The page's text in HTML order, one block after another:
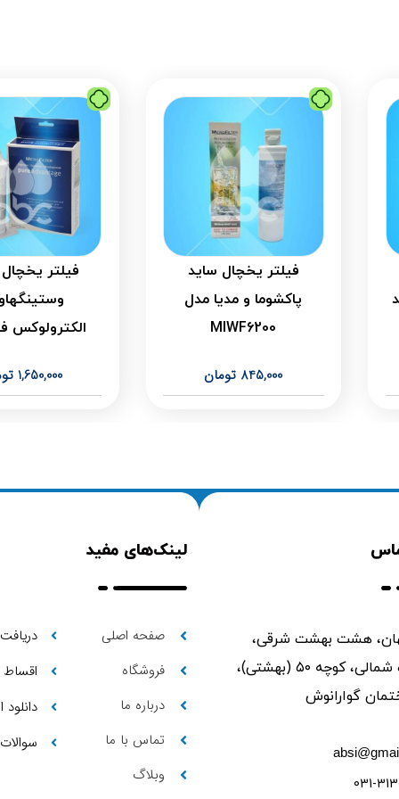
فیلتر یخچال ساید
پاکشوما و مدیا مدل
MIWF6200
845,000 تومان
فیلتر
الکترولوکس
1,650,000
هشت بهشت شرقی،
ابتدای حمزه شمالی، کوچه ۵۰ (بهشتی)،
031-
لینک‌های مفید
صفحه اصلی
فروشگاه
درباره ما
تماس با ما
وبلاگ
اقساط